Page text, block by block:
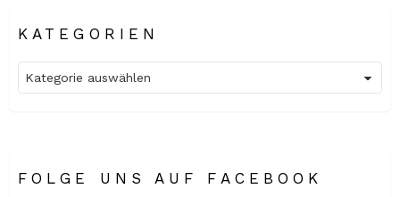
KATEGORIEN
FOLGE UNS AUF FACEBOOK